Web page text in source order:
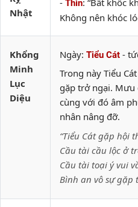
Nhật
- Thìn: “Bất khốc
Không nên khóc
Khổng
Minh
Lục
Diệu
Ngày: Tiểu Cát -
Trong này Tiểu
gặp trở ngại. Mưu
cùng với đó âm
nhân nâng đỡ.
“Tiểu Cát gặp hội
Cầu tài cầu lộc ở
Cầu tài toại ý vui
Bình an vô sự gặp